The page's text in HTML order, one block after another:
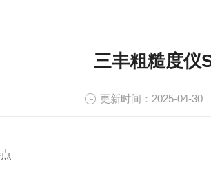
三丰粗糙度仪
更新时间：2025-04-